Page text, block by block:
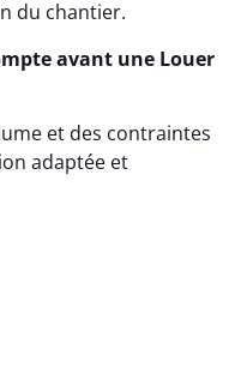
du chantier.
avant une Louer
et des contraintes
adaptée et